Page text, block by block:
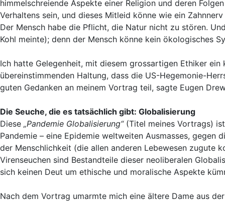
himmelschreiende Aspekte einer Religion und deren
Verhaltens sein, und dieses Mitleid könne wie ein
Der Mensch habe die Pflicht, die Natur nicht zu stören.
Kohl meinte); denn der Mensch könne kein ökologisches
Ich hatte Gelegenheit, mit diesem grossartigen Ethiker
übereinstimmenden Haltung, dass die US-Hegemonie-
guten Gedanken an meinem Vortrag teil, sagte Eugen
Die Seuche, die es tatsächlich gibt: Globalisierung
Diese „Pandemie Globalisierung“(Titel meines Vortrags)
Pandemie – eine Epidemie weltweiten Ausmasses,
der Menschlichkeit (die allen anderen Lebewesen zugute
Virenseuchen sind Bestandteile dieser neoliberalen
sich keinen Deut um ethische und moralische Aspekte
Nach dem Vortrag umarmte mich eine ältere Dame aus